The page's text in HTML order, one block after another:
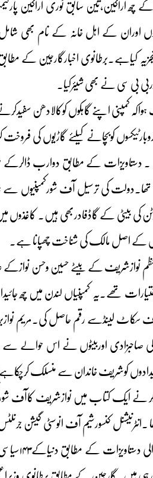
کے چھ اراکین،تین سابق ٹوری اراکین
کیاہے۔برطانوی اخبارگارجین کے مطابق
بی سی نے بھی شیئرکیا۔
کمپنی اپنے گاہکوں کوکالادھن
دستاویزات کے مطابق دوارب ڈالرکے
کی ترسیل آف شورکمپنیوں سے
کی بیٹی کے گاڈفادربھی ہیں۔ کاغذوں
کے اصل مالک کی شناخت چھپانا ہے۔
نوازشریف کے بیٹے حسین وحسن نوازکے
تھے۔یہ کمپنیاں لندن میں چھ
صاحبزادی اوربیٹوں نے اس حوالے سے
کوشریف خاندان سے منسلک
۔انٹرنیشنل کنسورشیم آف انوسٹی گیشن
کرتی
ہیں۔گارجین کے مطابق برطانوی